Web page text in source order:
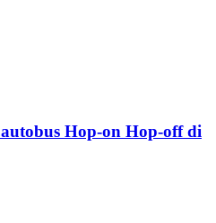
Hop-on Hop-off di